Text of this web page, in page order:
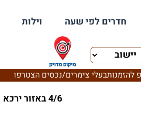
חדרים לפי שעה וילות
להזמנותבעלי צימרים/נכסים הצטרפו
4/6 באזור ירכא